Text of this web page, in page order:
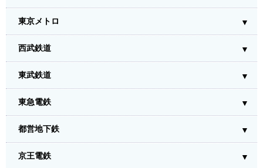
東京メトロ
西武鉄道
東武鉄道
東急電鉄
都営地下鉄
京王電鉄